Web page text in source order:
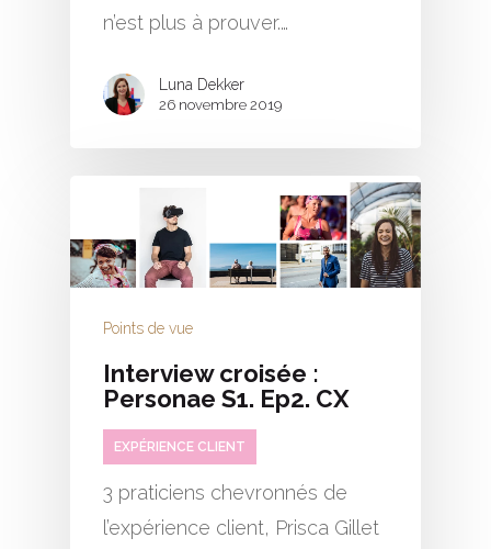
n’est plus à prouver.…
Luna Dekker
26 novembre 2019
Points de vue
Interview croisée :
Personae S1. Ep2. CX
EXPÉRIENCE CLIENT
3 praticiens chevronnés de
l’expérience client, Prisca Gillet